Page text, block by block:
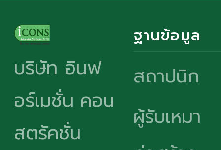
บริษัท อินฟ
อร์เมชั่น คอน
สตรัคชั่น
ฐานข้อมูล
สถาปนิก
ผู้รับเหมา